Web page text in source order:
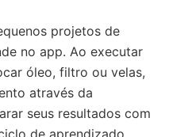
projetos de
no app. Ao executar
óleo, filtro ou velas,
através da
seus resultados com
de aprendizado